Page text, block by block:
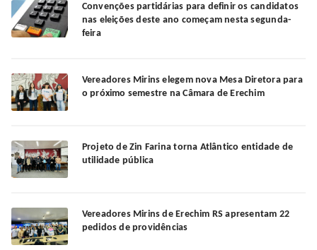
Convenções partidárias para definir os candidatos
nas eleições deste ano começam nesta segunda-
feira
Vereadores Mirins elegem nova Mesa Diretora para
o próximo semestre na Câmara de Erechim
Projeto de Zin Farina torna Atlântico entidade de
utilidade pública
Vereadores Mirins de Erechim RS apresentam 22
pedidos de providências